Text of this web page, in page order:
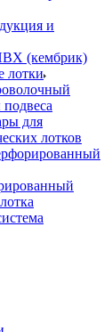
и
(кембрик)
лотки
для
лотков